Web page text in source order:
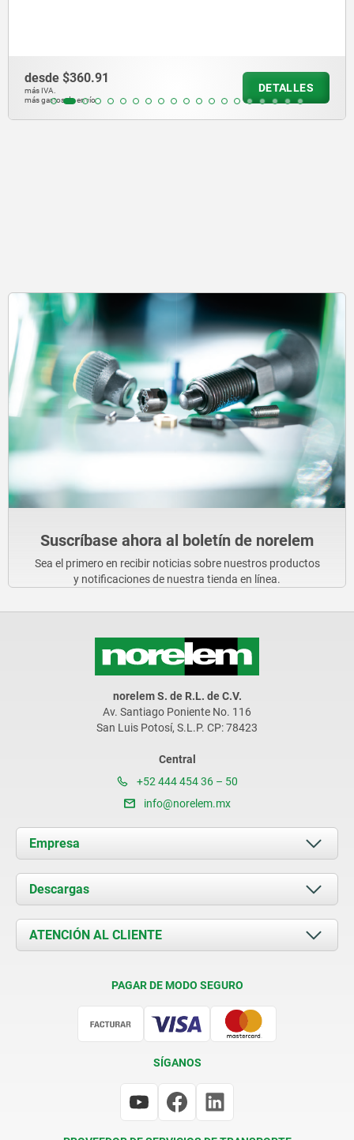
desde$337.43
más IVA.
más gastos de envío
DETALLES
Suscríbase ahora al boletín de norelem
Sea el primero en recibir noticias sobre nuestros productos
y notificaciones de nuestra tienda en línea.
norelem S. de R.L. de C.V.
Av. Santiago Poniente No. 116
San Luis Potosí, S.L.P. CP: 78423
Central
+52 444 454 36 – 50
info@norelem.mx
Empresa
Acerca de nosotros
Novedades
Contacto
Descargas
Documents
ATENCIÓN AL CLIENTE
PAGAR DE MODO SEGURO
SÍGANOS